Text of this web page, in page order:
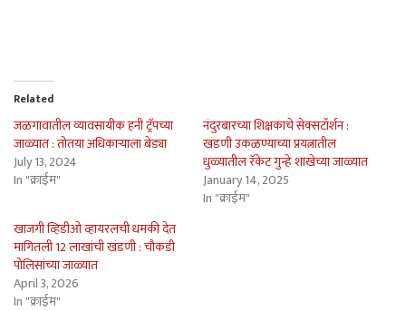
Related
जळगावातील व्यावसायीक हनी ट्रॅपच्या
जाळ्यात : तोतया अधिकार्‍याला बेड्या
July 13, 2024
In "क्राईम"
नंदुरबारच्या शिक्षकाचे सेक्सटॉर्शन :
खंडणी उकळण्याच्या प्रयत्नातील
धुळ्यातील रॅकेट गुन्हे शाखेच्या जाळ्यात
January 14, 2025
In "क्राईम"
खाजगी व्हिडीओ व्हायरलची धमकी देत
मागितली 12 लाखांची खंडणी : चौकडी
पोलिसांच्या जाळ्यात
April 3, 2026
In "क्राईम"